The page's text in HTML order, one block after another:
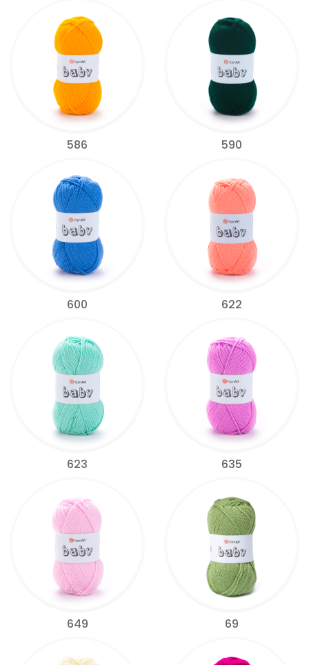
586 590
600 622
623 635
649 69